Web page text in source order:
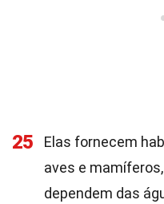
25
Elas fornecem
aves e
dependem das